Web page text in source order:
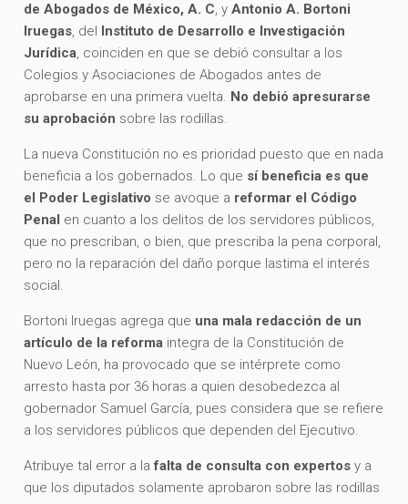
de Abogados de México, A. C, yAntonio A. Bortoni
Iruegas, del Instituto de Desarrollo e Investigación
Jurídica, coinciden en que se debió consultar a los
Colegios y Asociaciones de Abogados antes de
aprobarse en una primera vuelta. No debió apresurarse
su aprobación sobre las rodillas.
La nueva Constitución no es prioridad puesto que en nada
beneficia a los gobernados. Lo que sí beneficia es que
el Poder Legislativo se avoque a reformar el Código
Penal en cuanto a los delitos de los servidores públicos,
que no prescriban, o bien, que prescriba la pena corporal,
pero no la reparación del daño porque lastima el interés
social.
Bortoni Iruegas agrega que una mala redacción de un
artículo de la reforma integra de la Constitución de
Nuevo León, ha provocado que se intérprete como
arresto hasta por 36 horas a quien desobedezca al
gobernador Samuel García, pues considera que se refiere
a los servidores públicos que dependen del Ejecutivo.
Atribuye tal error a lafalta de consulta con expertosy a
que los diputados solamente aprobaron sobre las rodillas